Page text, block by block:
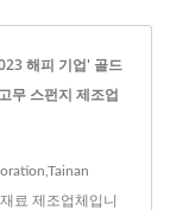
해피 기업' 골드
무 스펀지 제조업
료 제조업체입니